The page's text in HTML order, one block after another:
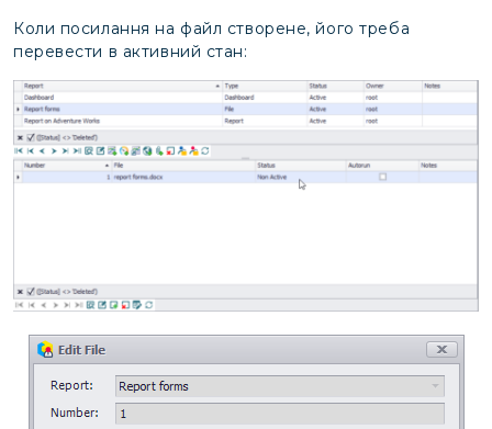
Коли посилання на файл створене, його треба
перевести в активний стан: